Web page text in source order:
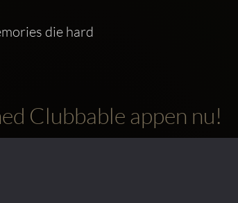
die hard
Clubbable appen nu!